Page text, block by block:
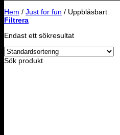
Hem / Just for fun / Uppblåsbart
Filtrera
Endast ett sökresultat
Sök produkt